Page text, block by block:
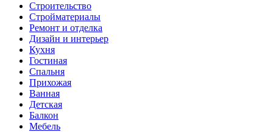
Строительство
Стройматериалы
Ремонт и отделка
Дизайн и интерьер
Кухня
Гостиная
Спальня
Прихожая
Ванная
Детская
Балкон
Мебель